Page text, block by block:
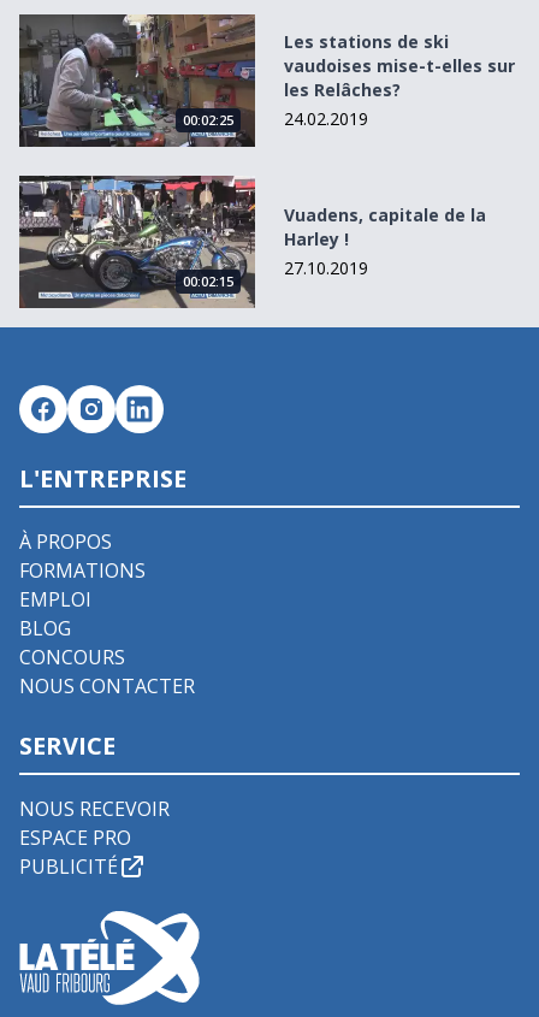
Les stations de ski vaudoises mise-t-elles sur les
00:02:25
Les stations de ski
vaudoises mise-t-elles sur
les Relâches?
24.02.2019
Vuadens, capitale de la Harley !
00:02:15
Vuadens, capitale de la
Harley !
27.10.2019
L'ENTREPRISE
À PROPOS
FORMATIONS
EMPLOI
BLOG
CONCOURS
NOUS CONTACTER
SERVICE
NOUS RECEVOIR
ESPACE PRO
PUBLICITÉ